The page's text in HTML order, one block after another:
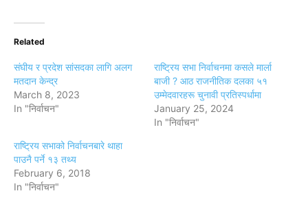
Related
संघीय र प्रदेश सांसदका लागि अलग
मतदान केन्द्र
March 8, 2023
In "निर्वाचन"
राष्ट्रिय सभा निर्वाचनमा कसले मार्ला
बाजी ? आठ राजनीतिक दलका ५१
उम्मेदवारहरू चुनावी प्रतिस्पर्धामा
January 25, 2024
In "निर्वाचन"
राष्ट्रिय सभाको निर्वाचनबारे थाहा
पाउनै पर्ने १३ तथ्य
February 6, 2018
In "निर्वाचन"